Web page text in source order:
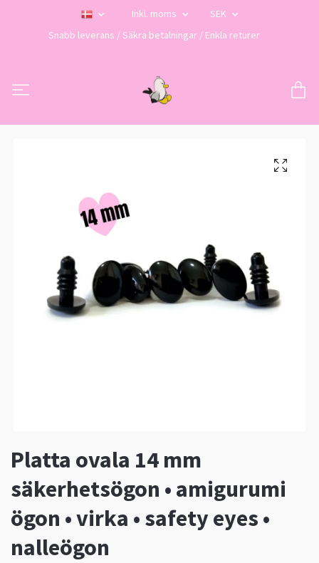
Inkl. moms
SEK
Snabb leverans / Säkra betalningar / Enkla returer
Platta ovala 14 mm
säkerhetsögon • amigurumi
ögon • virka • safety eyes •
nalleögon